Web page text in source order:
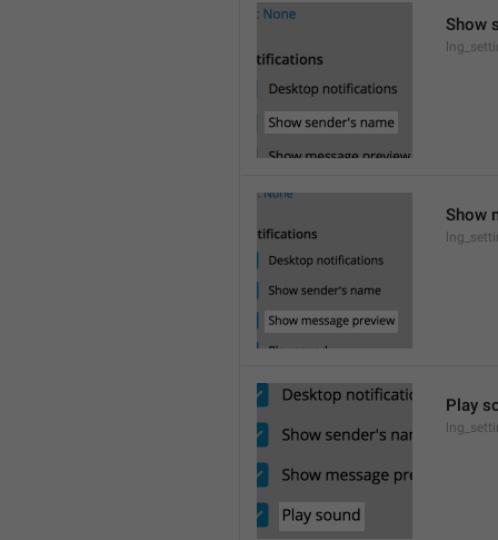
Show
Show
Play